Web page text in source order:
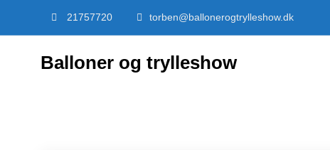
21757720 torben@ballonerogtrylleshow.dk
Balloner og trylleshow